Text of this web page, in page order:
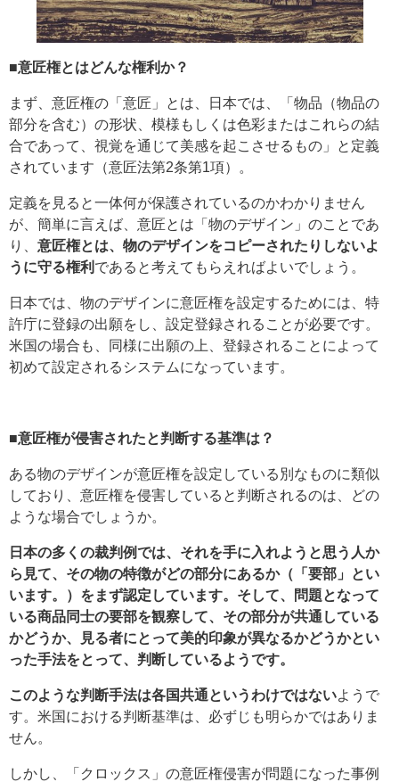
■意匠権とはどんな権利か？
まず、意匠権の「意匠」とは、日本では、「物品（物品の
部分を含む）の形状、模様もしくは色彩またはこれらの結
合であって、視覚を通じて美感を起こさせるもの」と定義
されています（意匠法第2条第1項）。
定義を見ると一体何が保護されているのかわかりません
が、簡単に言えば、意匠とは「物のデザイン」のことであ
り、 意匠権とは、物のデザインをコピーされたりしないよ
うに守る権利 であると考えてもらえればよいでしょう。
日本では、物のデザインに意匠権を設定するためには、特
許庁に登録の出願をし、設定登録されることが必要です。
米国の場合も、同様に出願の上、登録されることによって
初めて設定されるシステムになっています。
■意匠権が侵害されたと判断する基準は？
ある物のデザインが意匠権を設定している別なものに類似
しており、意匠権を侵害していると判断されるのは、どの
ような場合でしょうか。
日本の多くの裁判例では、それを手に入れようと思う人か
ら見て、その物の特徴がどの部分にあるか（「要部」とい
います。）をまず認定しています。そして、問題となって
いる商品同士の要部を観察して、その部分が共通している
かどうか、見る者にとって美的印象が異なるかどうかとい
った手法をとって、判断しているようです。
このような判断手法は各国共通というわけではないようで
す。米国における判断基準は、必ずじも明らかではありま
せん。
しかし、「クロックス」の意匠権侵害が問題になった事例